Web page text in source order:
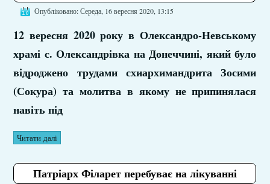
Опубліковано: Середа, 16 вересня 2020, 13:15
12 вересня 2020 року в Олександро-Невському
храмі с. Олександрівка на Донеччині, який було
відроджено трудами схиархимандрита Зосими
(Сокура) та молитва в якому не припинялася
навіть під
Читати далі
Патріарх Філарет перебуває на лікуванні